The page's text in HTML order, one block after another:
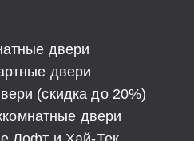
двери
двери
(скидка до 20%)
двери